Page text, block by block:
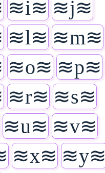
≋i≋ ≋j≋
≋l≋ ≋m≋
≋o≋ ≋p≋
≋r≋ ≋s≋
≋u≋ ≋v≋
≋x≋ ≋y≋